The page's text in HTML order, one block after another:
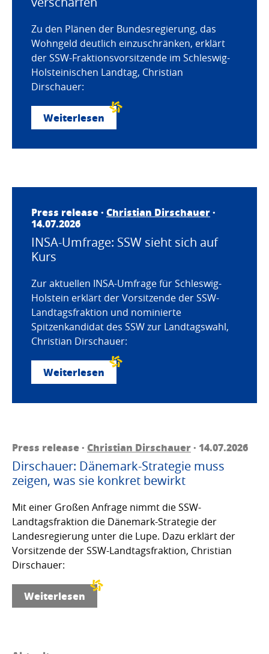
Zu den Plänen der Bundesregierung, das
Wohngeld deutlich einzuschränken, erklärt
der SSW-Fraktionsvorsitzende im Schleswig-
Holsteinischen Landtag, Christian
Dirschauer:
Weiterlesen
Press release · Christian Dirschauer·
14.07.2026
INSA-Umfrage: SSW sieht sich auf
Kurs
Zur aktuellen INSA-Umfrage für Schleswig-
Holstein erklärt der Vorsitzende der SSW-
Landtagsfraktion und nominierte
Spitzenkandidat des SSW zur Landtagswahl,
Christian Dirschauer:
Weiterlesen
Press release · Christian Dirschauer· 14.07.2026
Dirschauer: Dänemark-Strategie muss
zeigen, was sie konkret bewirkt
Mit einer Großen Anfrage nimmt die SSW-
Landtagsfraktion die Dänemark-Strategie der
Landesregierung unter die Lupe. Dazu erklärt der
Vorsitzende der SSW-Landtagsfraktion, Christian
Dirschauer:
Weiterlesen